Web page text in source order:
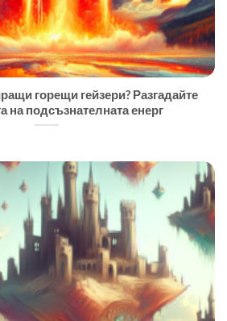
горещи гейзери? Разгадайте
на подсъзнателната енерг